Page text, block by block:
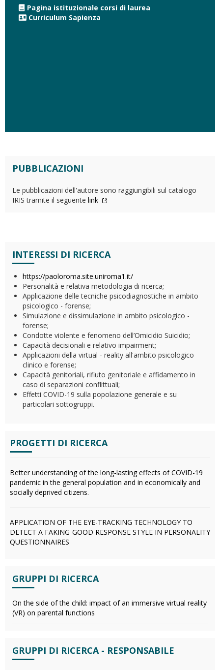
Pagina istituzionale corsi di laurea
Curriculum Sapienza
PUBBLICAZIONI
Le pubblicazioni dell'autore sono raggiungibili sul catalogo
IRIS tramite il seguente link
INTERESSI DI RICERCA
https://paoloroma.site.uniroma1.it/
Personalità e relativa metodologia di ricerca;
Applicazione delle tecniche psicodiagnostiche in ambito
psicologico - forense;
Simulazione e dissimulazione in ambito psicologico -
forense;
Condotte violente e fenomeno dell’Omicidio Suicidio;
Capacità decisionali e relativo impairment;
Applicazioni della virtual - reality all'ambito psicologico
clinico e forense;
Capacità genitoriali, rifiuto genitoriale e affidamento in
caso di separazioni conflittuali;
Effetti COVID-19 sulla popolazione generale e su
particolari sottogruppi.
PROGETTI DI RICERCA
Better understanding of the long-lasting effects of COVID-19
pandemic in the general population and in economically and
socially deprived citizens.
APPLICATION OF THE EYE-TRACKING TECHNOLOGY TO
DETECT A FAKING-GOOD RESPONSE STYLE IN PERSONALITY
QUESTIONNAIRES
GRUPPI DI RICERCA
On the side of the child: impact of an immersive virtual reality
(VR) on parental functions
GRUPPI DI RICERCA - RESPONSABILE